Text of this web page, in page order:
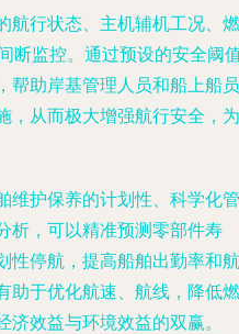
航行状态、主机辅机工况、燃
断监控。通过预设的安全阈
帮助岸基管理人员和船上船员
，从而极大增强航行安全，为
维护保养的计划性、科学化管
析，可以精准预测零部件寿
性停航，提高船舶出勤率和航
助于优化航速、航线，降低燃
效益与环境效益的双赢。